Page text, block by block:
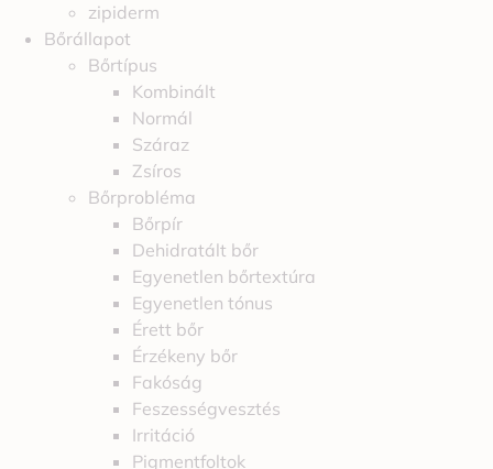
zipiderm
Bőrállapot
Bőrtípus
Kombinált
Normál
Száraz
Zsíros
Bőrprobléma
Bőrpír
Dehidratált bőr
Egyenetlen bőrtextúra
Egyenetlen tónus
Érett bőr
Érzékeny bőr
Fakóság
Feszességvesztés
Irritáció
Pigmentfoltok